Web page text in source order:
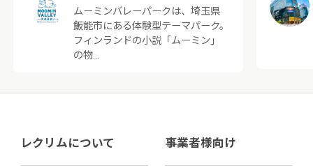
ムーミンバレーパークは、埼玉県
飯能市にある体験型テーマパーク。
フィンランドの小説「ムーミン」
の物…
レクリムについて 事業者様向け